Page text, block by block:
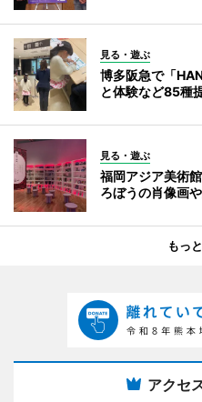
見る・遊ぶ
博多阪急で「
と体験など85種
見る・遊ぶ
福岡アジア美術
ろぼうの肖像画
もっ
アクセ